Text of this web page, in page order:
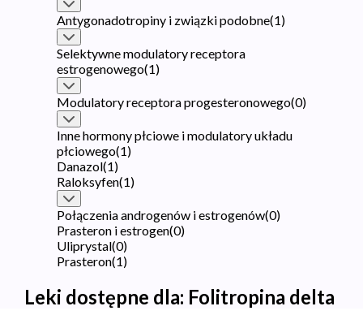
Antygonadotropiny i związki podobne(1)
Selektywne modulatory receptora
estrogenowego(1)
Modulatory receptora progesteronowego(0)
Inne hormony płciowe i modulatory układu
płciowego(1)
Danazol(1)
Raloksyfen(1)
Połączenia androgenów i estrogenów(0)
Prasteron i estrogen(0)
Uliprystal(0)
Prasteron(1)
Leki dostępne dla: Folitropina delta